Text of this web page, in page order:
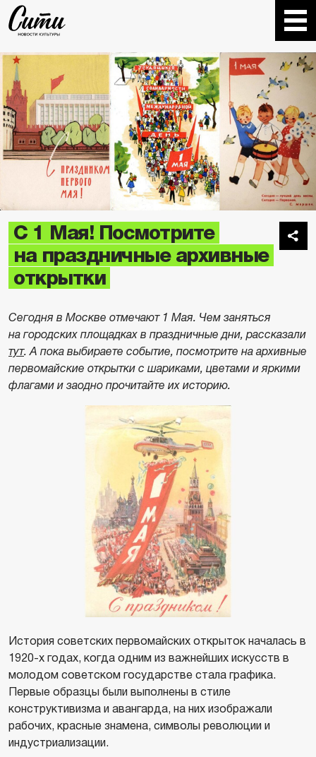
С 1 Мая! Посмотрите
на праздничные архивные
открытки
Сегодня в Москве отмечают 1 Мая. Чем заняться
на городских площадках в праздничные дни, рассказали
тут. А пока выбираете событие, посмотрите на архивные
первомайские открытки с шариками, цветами и яркими
флагами и заодно прочитайте их историю.
История советских первомайских открыток началась в
1920-х годах, когда одним из важнейших искусств в
молодом советском государстве стала графика.
Первые образцы были выполнены в стиле
конструктивизма и авангарда, на них изображали
рабочих, красные знамена, символы революции и
индустриализации.